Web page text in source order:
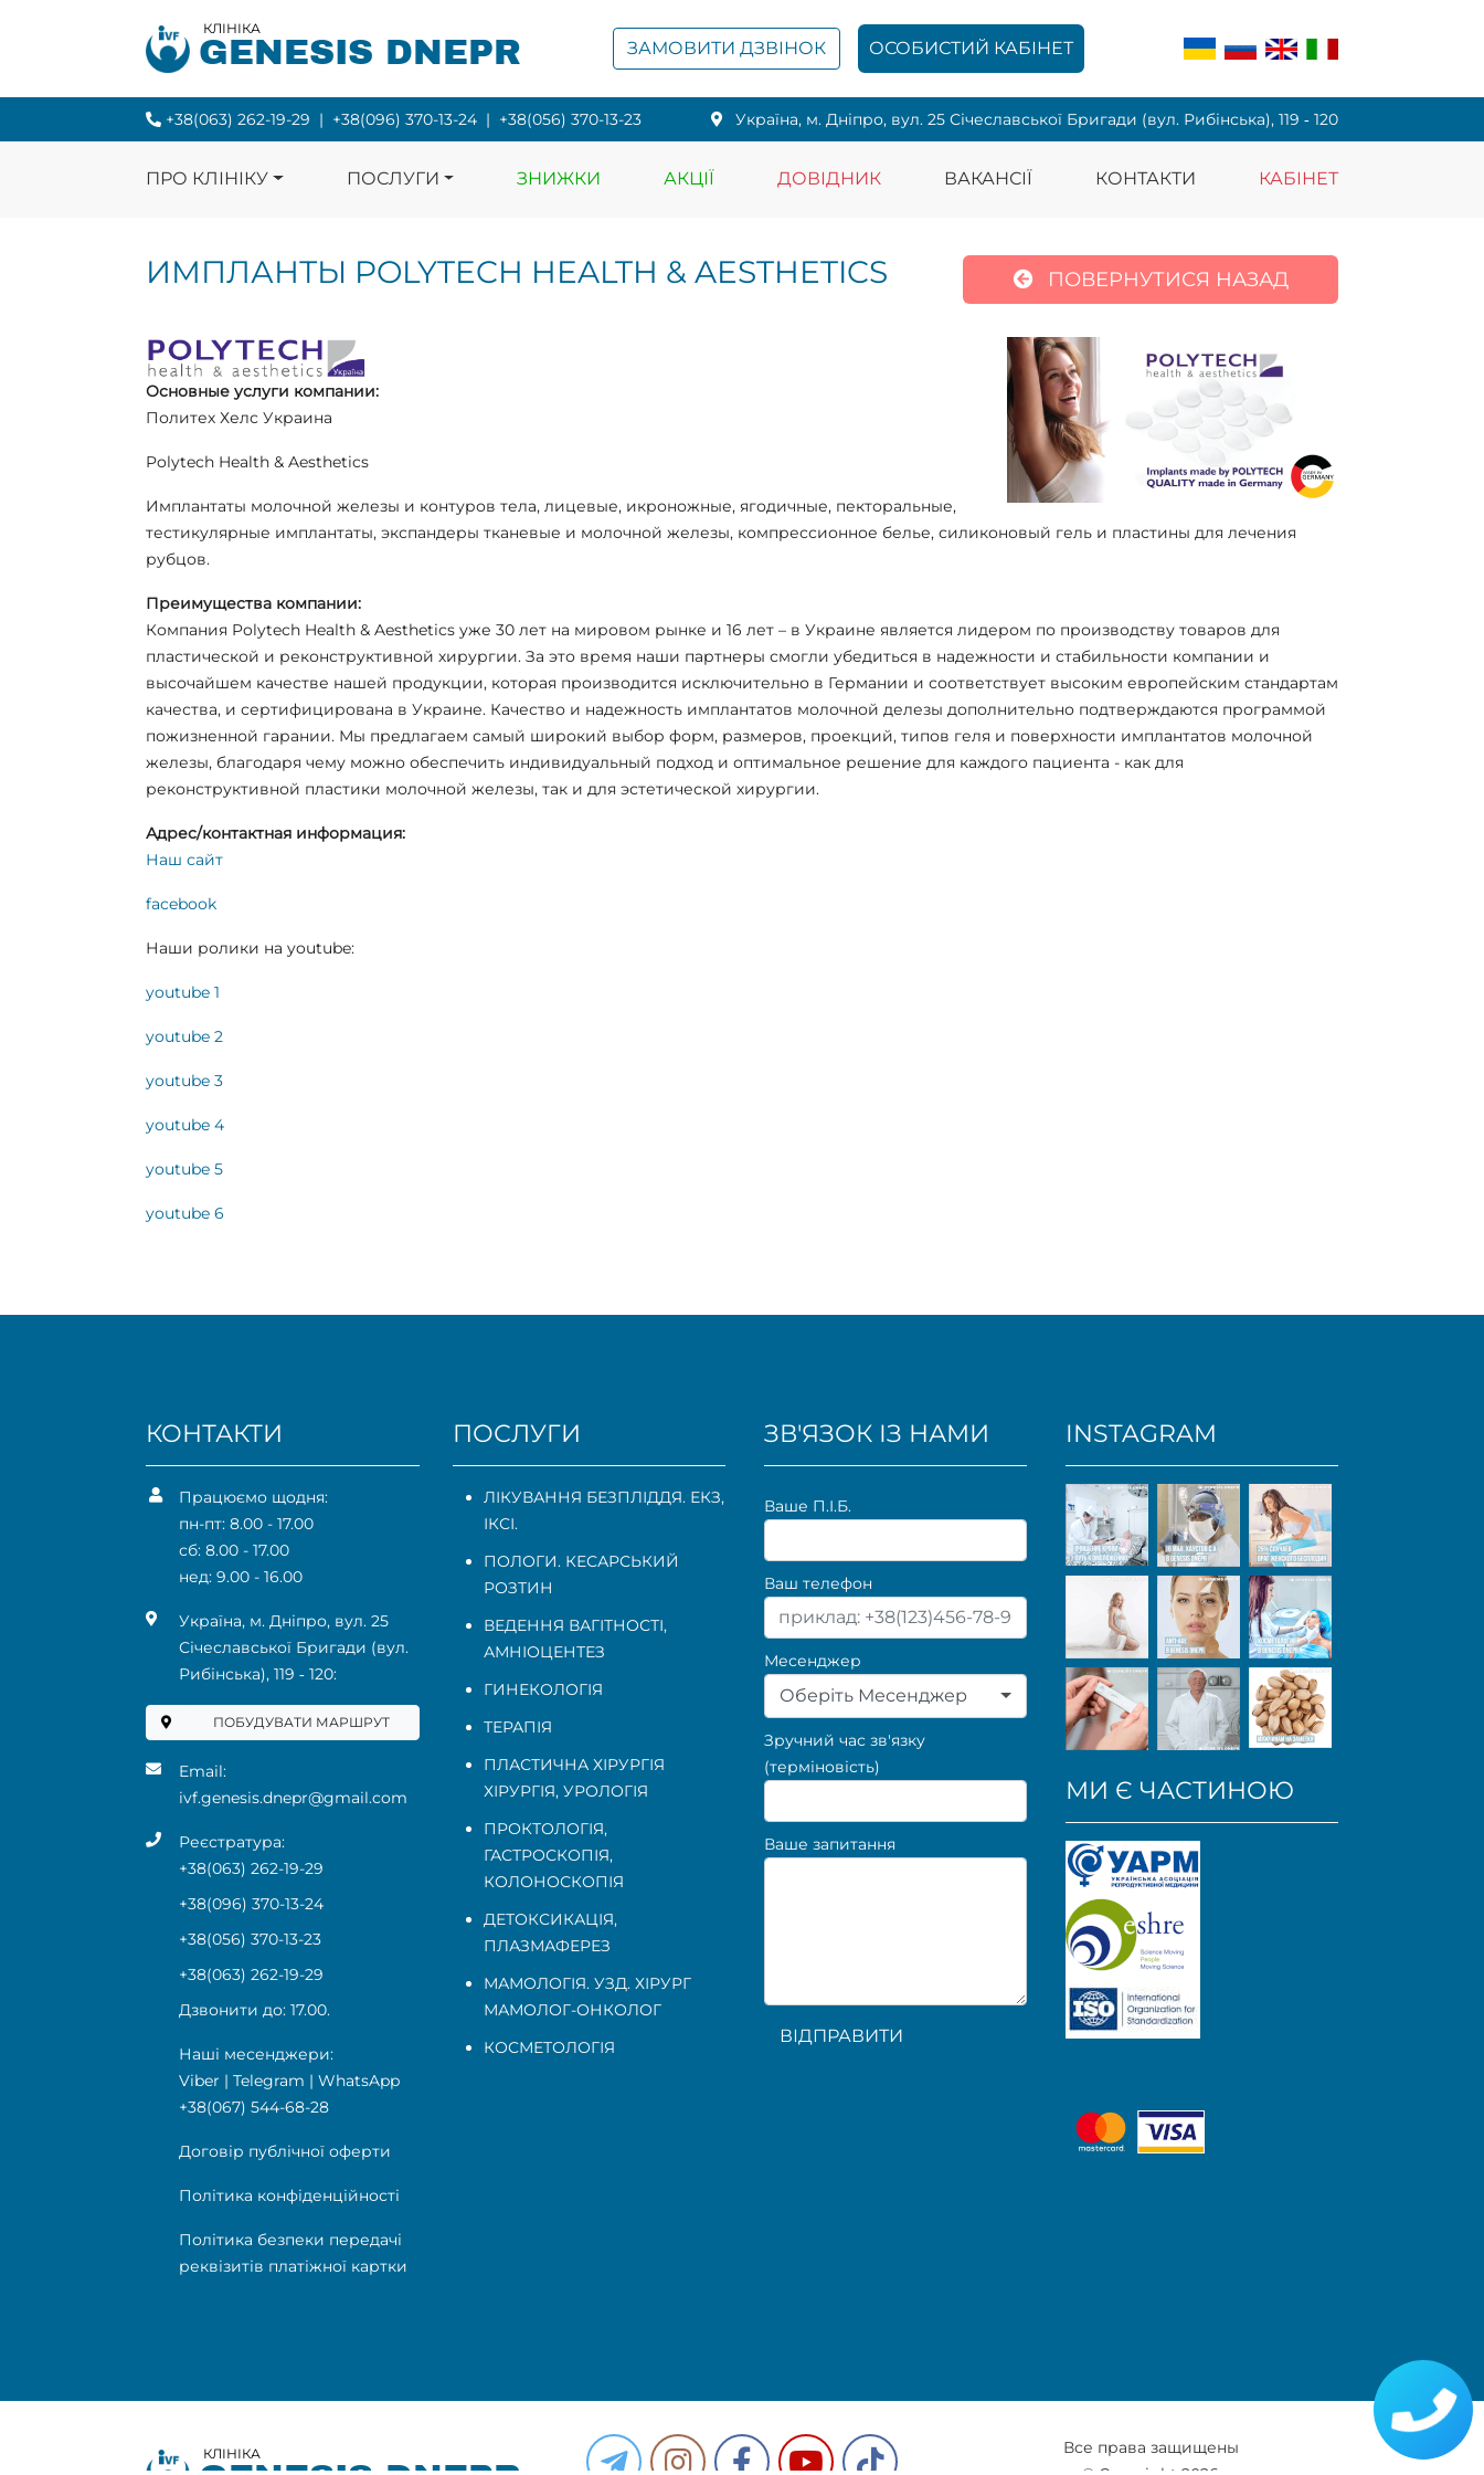
КЛІНІКА
GENESIS DNEPR ЗАМОВИТИ ДЗВІНОК ОСОБИСТИЙ КАБІНЕТ
+38(063) 262-19-29 | +38(096) 370-13-24 | +38(056) 370-13-23 Українa, м. Дніпро, вул. 25 Січеславської Бригади (вул. Рибінська), 119 ‑ 120
ПРО КЛІНІКУ ПОСЛУГИ ЗНИЖКИ АКЦІЇ ДОВІДНИК ВАКАНСІЇ КОНТАКТИ КАБІНЕТ
ИМПЛАНТЫ POLYTECH HEALTH & AESTHETICS ПОВЕРНУТИСЯ НАЗАД
Основные услуги компании:
Политех Хелс Украина
Polytech Health & Aesthetics
Имплантаты молочной железы и контуров тела, лицевые, икроножные, ягодичные, пекторальные,
тестикулярные имплантаты, экспандеры тканевые и молочной железы, компрессионное белье, силиконовый гель и пластины для лечения
рубцов.
Преимущества компании:
Компания Polytech Health & Aesthetics уже 30 лет на мировом рынке и 16 лет – в Украине является лидером по производству товаров для
пластической и реконструктивной хирургии. За это время наши партнеры смогли убедиться в надежности и стабильности компании и
высочайшем качестве нашей продукции, которая производится исключительно в Германии и соответствует высоким европейским стандартам
качества, и сертифицирована в Украине. Качество и надежность имплантатов молочной делезы дополнительно подтверждаются программой
пожизненной гарании. Мы предлагаем самый широкий выбор форм, размеров, проекций, типов геля и поверхности имплантатов молочной
железы, благодаря чему можно обеспечить индивидуальный подход и оптимальное решение для каждого пациента - как для
реконструктивной пластики молочной железы, так и для эстетической хирургии.
Адрес/контактная информация:
Наш сайт
facebook
Наши ролики на youtube:
youtube 1
youtube 2
youtube 3
youtube 4
youtube 5
youtube 6
КОНТАКТИ
Працюємо щодня:
пн-пт: 8.00 - 17.00
сб: 8.00 - 17.00
нед: 9.00 - 16.00
Українa, м. Дніпро, вул. 25
Січеславської Бригади (вул.
Рибінська), 119 ‑ 120:
ПОБУДУВАТИ МАРШРУТ
Email:
ivf.genesis.dnepr@gmail.com
Реєстратура:
+38(063) 262-19-29
+38(096) 370-13-24
+38(056) 370-13-23
+38(063) 262-19-29
Дзвонити до: 17.00.
Наші месенджери:
Viber | Telegram | WhatsApp
+38(067) 544-68-28
Договір публічної оферти
Політика конфіденційності
Політика безпеки передачі
реквізитів платіжної картки
ПОСЛУГИ
ЛІКУВАННЯ БЕЗПЛІДДЯ. ЕКЗ,
ІКСІ.
ПОЛОГИ. КЕСАРСЬКИЙ
РОЗТИН
ВЕДЕННЯ ВАГІТНОСТІ,
АМНІОЦЕНТЕЗ
ГИНЕКОЛОГІЯ
ТЕРАПІЯ
ПЛАСТИЧНА ХІРУРГІЯ
ХІРУРГІЯ, УРОЛОГІЯ
ПРОКТОЛОГІЯ,
ГАСТРОСКОПІЯ,
КОЛОНОСКОПІЯ
ДЕТОКСИКАЦІЯ,
ПЛАЗМАФЕРЕЗ
МАМОЛОГІЯ. УЗД. ХІРУРГ
МАМОЛОГ-ОНКОЛОГ
КОСМЕТОЛОГІЯ
ЗВ'ЯЗОК ІЗ НАМИ
Ваше П.I.Б.
Ваш телефон
Месенджер
Оберіть Месенджер
Зручний час зв'язку
(терміновість)
Ваше запитання
ВІДПРАВИТИ
INSTAGRAM
МИ Є ЧАСТИНОЮ
КЛІНІКА
Все права защищены